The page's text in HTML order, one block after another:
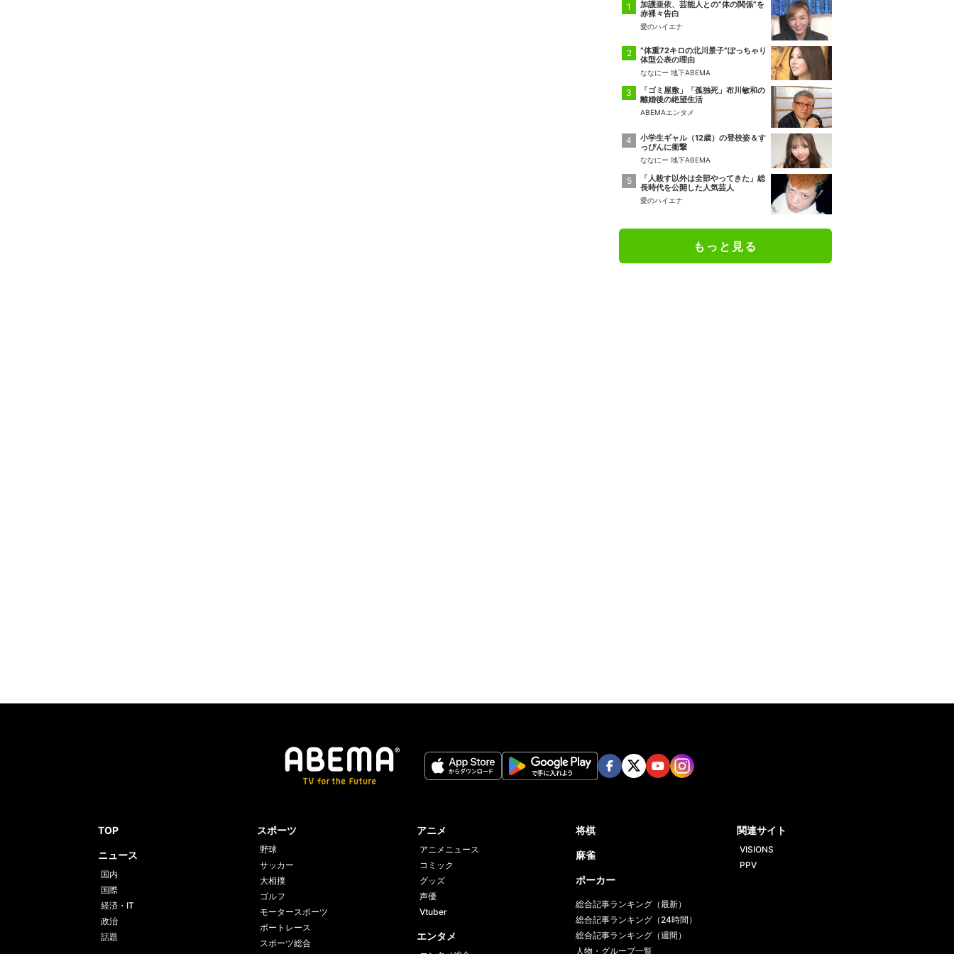
加護亜依、芸能人との“体の関係”を
赤裸々告白
愛のハイエナ
“体重72キロの北川景子”ぽっちゃり
体型公表の理由
ななにー 地下ABEMA
「ゴミ屋敷」「孤独死」布川敏和の
離婚後の絶望生活
ABEMAエンタメ
小学生ギャル（12歳）の登校姿＆す
っぴんに衝撃
ななにー 地下ABEMA
「人殺す以外は全部やってきた」総
長時代を公開した人気芸人
愛のハイエナ
もっと見る
TOP
ニュース
国内
国際
経済・IT
政治
話題
スポーツ
野球
サッカー
大相撲
ゴルフ
モータースポーツ
ボートレース
スポーツ総合
アニメ
アニメニュース
コミック
グッズ
声優
Vtuber
エンタメ
将棋
麻雀
ポーカー
総合記事ランキング（最新）
総合記事ランキング（24時間）
総合記事ランキング（週間）
人物・グループ一覧
関連サイト
VISIONS
PPV